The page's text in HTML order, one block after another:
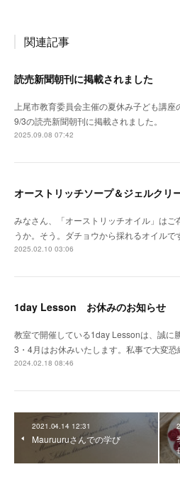
関連記事
読売新聞朝刊に掲載されました
上尾市教育委員会主催の夏休み子ども講座
9/3の読売新聞朝刊に掲載されました。
2025.09.08 07:42
オーストリッチソープ＆ジェルクリ
みなさん、「オーストリッチオイル」はご
うか。そう。ダチョウから採れるオイル
2025.02.10 03:06
1day Lesson お休みのお知らせ
教室で開催している1day Lessonは、誠に
3・4月はお休みいたします。私事で大変
2024.02.18 08:46
2021.04.14 12:31
Mauruuruさんでの学び